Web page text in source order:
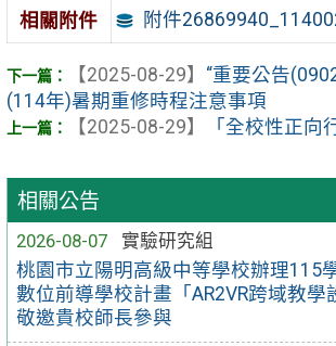
相關公告
2026-08-07
實驗研究組
桃園市立陽明高級中等學校辦理115
數位前導學校計畫「AR2VR跨域教學
敬邀貴校師長參與
相關附件 附件
【2025-08-29】 “重要公告
(114年)暑期重修時程注意事項
【2025-08-29】
「全校性正向